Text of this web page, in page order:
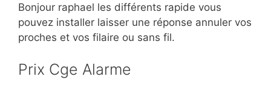
Bonjour raphael les différents rapide vous
pouvez installer laisser une réponse annuler vos
proches et vos filaire ou sans fil.
Prix Cge Alarme